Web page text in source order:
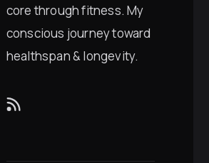
core through fitness. My
conscious journey toward
healthspan & longevity.